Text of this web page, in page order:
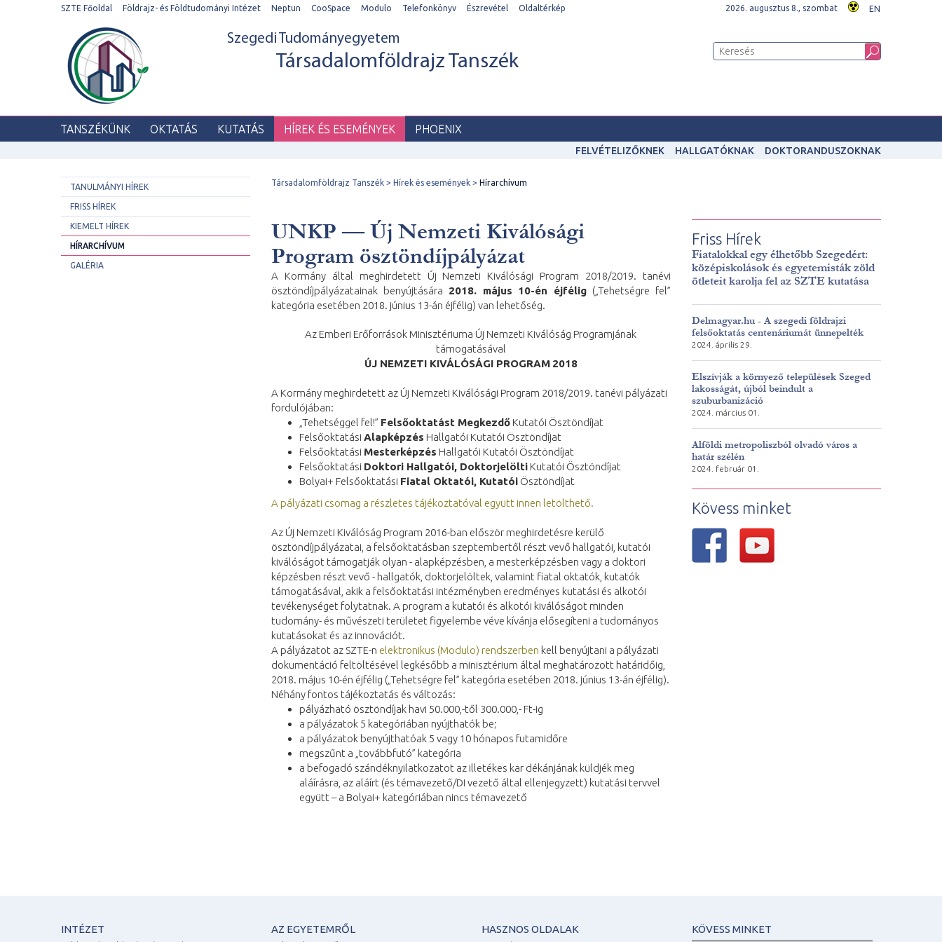
SZTE Főoldal Földrajz- és Földtudományi Intézet Neptun CooSpace Modulo Telefonkönyv Észrevétel Oldaltérkép 2026. augusztus 8., szombat EN
Szegedi Tudományegyetem
Társadalomföldrajz Tanszék
TANSZÉKÜNK OKTATÁS KUTATÁS HÍREK ÉS ESEMÉNYEK PHOENIX
FELVÉTELIZŐKNEK HALLGATÓKNAK DOKTORANDUSZOKNAK
TANULMÁNYI HÍREK
FRISS HÍREK
KIEMELT HÍREK
HÍRARCHÍVUM
GALÉRIA
Társadalomföldrajz Tanszék Hírek és események Hírarchívum
UNKP — Új Nemzeti Kiválósági
Program ösztöndíjpályázat
A Kormány által meghirdetett Új Nemzeti Kiválósági Program 2018/2019. tanévi
ösztöndíjpályázatainak benyújtására 2018. május 10-én éjfélig („Tehetségre fel”
kategória esetében 2018. június 13-án éjfélig) van lehetőség.
Az Emberi Erőforrások Minisztériuma Új Nemzeti Kiválóság Programjának
támogatásával
ÚJ NEMZETI KIVÁLÓSÁGI PROGRAM 2018
A Kormány meghirdetett az Új Nemzeti Kiválósági Program 2018/2019. tanévi pályázati
fordulójában:
„Tehetséggel fel!” Felsőoktatást Megkezdő Kutatói Ösztöndíjat
Felsőoktatási Alapképzés Hallgatói Kutatói Ösztöndíjat
Felsőoktatási Mesterképzés Hallgatói Kutatói Ösztöndíjat
Felsőoktatási Doktori Hallgatói, Doktorjelölti Kutatói Ösztöndíjat
Bolyai+ Felsőoktatási Fiatal Oktatói, Kutatói Ösztöndíjat
A pályázati csomag a részletes tájékoztatóval együtt innen letölthető.
Az Új Nemzeti Kiválóság Program 2016-ban először meghirdetésre kerülő
ösztöndíjpályázatai, a felsőoktatásban szeptembertől részt vevő hallgatói, kutatói
kiválóságot támogatják olyan - alapképzésben, a mesterképzésben vagy a doktori
képzésben részt vevő - hallgatók, doktorjelöltek, valamint fiatal oktatók, kutatók
támogatásával, akik a felsőoktatási intézményben eredményes kutatási és alkotói
tevékenységet folytatnak. A program a kutatói és alkotói kiválóságot minden
tudomány- és művészeti területet figyelembe véve kívánja elősegíteni a tudományos
kutatásokat és az innovációt.
A pályázatot az SZTE-n elektronikus (Modulo) rendszerben kell benyújtani a pályázati
dokumentáció feltöltésével legkésőbb a minisztérium által meghatározott határidőig,
2018. május 10-én éjfélig („Tehetségre fel” kategória esetében 2018. június 13-án éjfélig).
Néhány fontos tájékoztatás és változás:
pályázható ösztöndíjak havi 50.000,-től 300.000,- Ft-ig
a pályázatok 5 kategóriában nyújthatók be;
a pályázatok benyújthatóak 5 vagy 10 hónapos futamidőre
megszűnt a „továbbfutó” kategória
a befogadó szándéknyilatkozatot az illetékes kar dékánjának küldjék meg
aláírásra, az aláírt (és témavezető/DI vezető által ellenjegyzett) kutatási tervvel
együtt – a Bolyai+ kategóriában nincs témavezető
Friss Hírek
Fiatalokkal egy élhetőbb Szegedért:
középiskolások és egyetemisták zöld
ötleteit karolja fel az SZTE kutatása
Delmagyar.hu - A szegedi földrajzi
felsőoktatás centenáriumát ünnepelték
2024. április 29.
Elszívják a környező települések Szeged
lakosságát, újból beindult a
szuburbanizáció
2024. március 01.
Alföldi metropoliszból olvadó város a
határ szélén
2024. február 01.
Kövess minket
INTÉZET AZ EGYETEMRŐL HASZNOS OLDALAK KÖVESS MINKET